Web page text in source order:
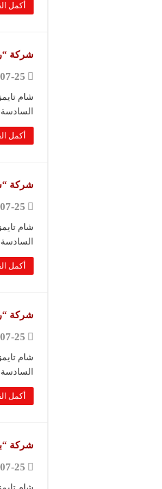
أكمل
شركة
25
شام
أكمل
شركة
25
شام
أكمل
شركة
25
شام
أكمل
شركة
25